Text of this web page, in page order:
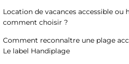
Location de vacances accessible ou
comment choisir ?
Comment reconnaître une plage
Le label Handiplage